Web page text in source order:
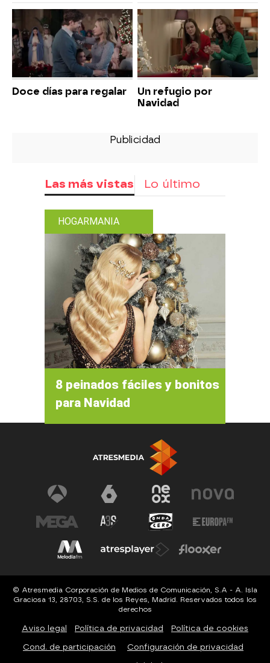
Doce días para regalar
Un refugio por
Navidad
Las más vistas Lo último
HOGARMANIA
8 peinados fáciles y bonitos
para Navidad
© Atresmedia Corporación de Medios de Comunicación, S.A - A. Isla
Graciosa 13, 28703, S.S. de los Reyes, Madrid. Reservados todos los
derechos
Aviso legal Política de privacidad Política de cookies
Cond. de participación Configuración de privacidad